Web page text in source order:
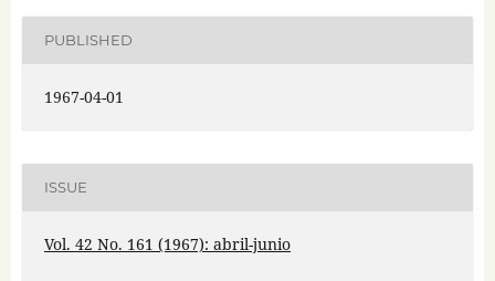
PUBLISHED
1967-04-01
ISSUE
Vol. 42 No. 161 (1967): abril-junio